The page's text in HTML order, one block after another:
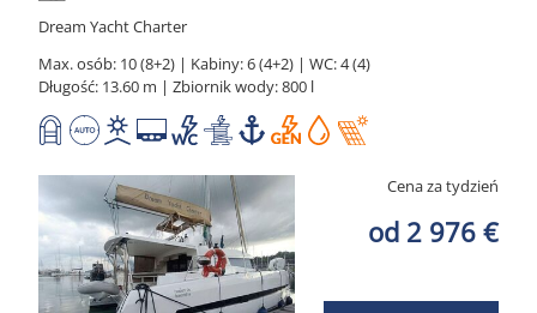
Dream Yacht Charter
Max. osób: 10 (8+2) | Kabiny: 6 (4+2) | WC: 4 (4)
Długość: 13.60 m | Zbiornik wody: 800 l
Cena za tydzień
od 2 976 €